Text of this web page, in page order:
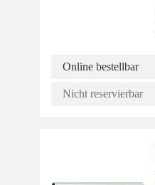
Online bestellbar
Nicht reservierbar